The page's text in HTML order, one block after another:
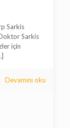
Sarkis
Sarkis
için
Devamını oku